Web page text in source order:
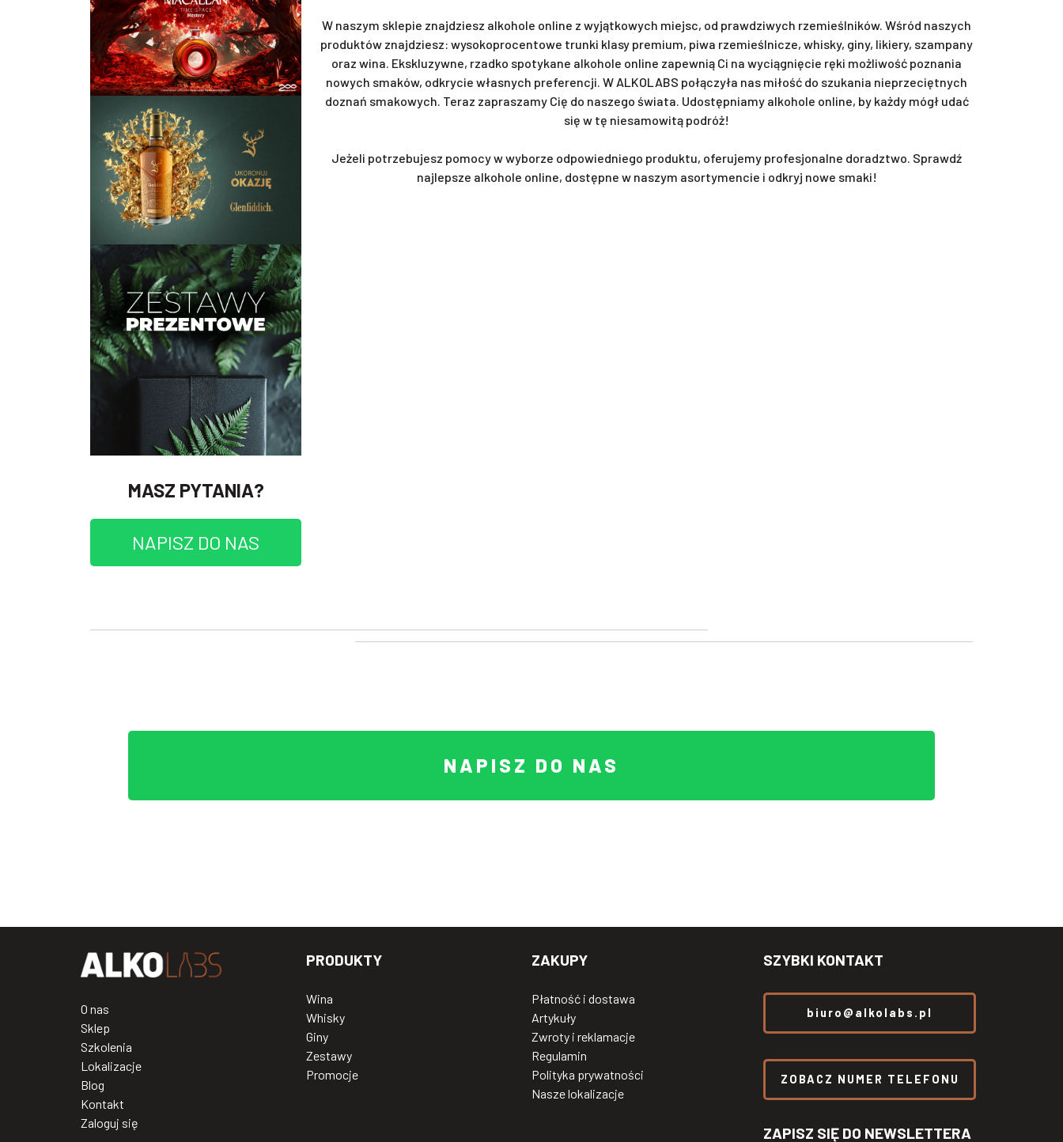
MASZ PYTANIA?
NAPISZ DO NAS
W naszym sklepie znajdziesz alkohole online z wyjątkowych miejsc, od prawdziwych rzemieślników. Wśród naszych
produktów znajdziesz: wysokoprocentowe trunki klasy premium, piwa rzemieślnicze, whisky, giny, likiery, szampany
oraz wina. Ekskluzywne, rzadko spotykane alkohole online zapewnią Ci na wyciągnięcie ręki możliwość poznania
nowych smaków, odkrycie własnych preferencji. W ALKOLABS połączyła nas miłość do szukania nieprzeciętnych
doznań smakowych. Teraz zapraszamy Cię do naszego świata. Udostępniamy alkohole online, by każdy mógł udać
się w tę niesamowitą podróż!
Jeżeli potrzebujesz pomocy w wyborze odpowiedniego produktu, oferujemy profesjonalne doradztwo. Sprawdź
najlepsze alkohole online, dostępne w naszym asortymencie i odkryj nowe smaki!
NAPISZ DO NAS
O nas
Sklep
Szkolenia
Lokalizacje
Blog
Kontakt
Zaloguj się
PRODUKTY
Wina
Whisky
Giny
Zestawy
Promocje
ZAKUPY
Płatność i dostawa
Artykuły
Zwroty i reklamacje
Regulamin
Polityka prywatności
Nasze lokalizacje
SZYBKI KONTAKT
biuro@alkolabs.pl
ZOBACZ NUMER TELEFONU
ZAPISZ SIĘ DO NEWSLETTERA